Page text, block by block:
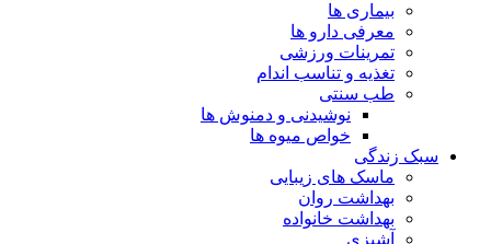
بیماری ها
معرفی دارو ها
تمرینات ورزشی
تغذیه و تناسب اندام
طب سنتی
نوشیدنی و دمنوش ها
خواص میوه ها
سبک زندگی
ماسک های زیبایی
بهداشت روان
بهداشت خانواده
آشپزی